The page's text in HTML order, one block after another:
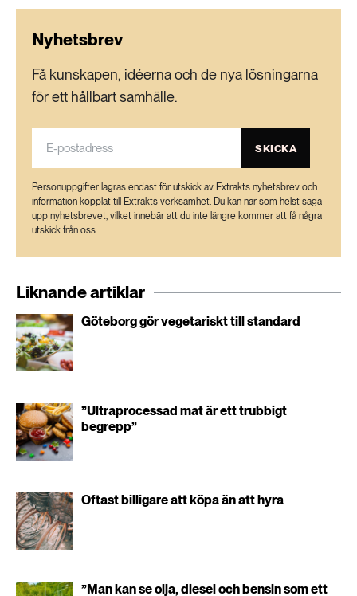
Nyhetsbrev
Få kunskapen, idéerna och de nya lösningarna
för ett hållbart samhälle.
SKICKA
Personuppgifter lagras endast för utskick av Extrakts nyhetsbrev och
information kopplat till Extrakts verksamhet. Du kan när som helst säga
upp nyhetsbrevet, vilket innebär att du inte längre kommer att få några
utskick från oss.
Liknande artiklar
Göteborg gör vegetariskt till standard
”Ultraprocessad mat är ett trubbigt
begrepp”
Oftast billigare att köpa än att hyra
”Man kan se olja, diesel och bensin som ett